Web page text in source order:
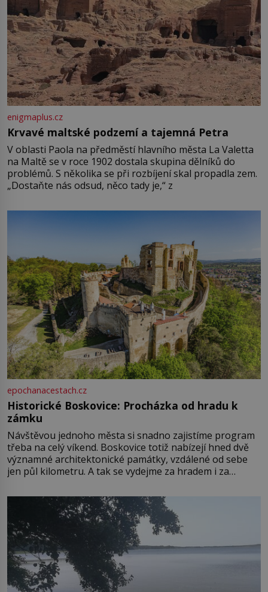
enigmaplus.cz
Krvavé maltské podzemí a tajemná Petra
V oblasti Paola na předměstí hlavního města La Valetta
na Maltě se v roce 1902 dostala skupina dělníků do
problémů. S několika se při rozbíjení skal propadla zem.
„Dostaňte nás odsud, něco tady je,“ z
epochanacestach.cz
Historické Boskovice: Procházka od hradu k
zámku
Návštěvou jednoho města si snadno zajistíme program
třeba na celý víkend. Boskovice totiž nabízejí hned dvě
významné architektonické památky, vzdálené od sebe
jen půl kilometru. A tak se vydejme za hradem i za
Boskovice na okraji Drahanské vrchoviny vznikla někdy
ve13. století, a už v roce 1313 kronikáři zaznamenali